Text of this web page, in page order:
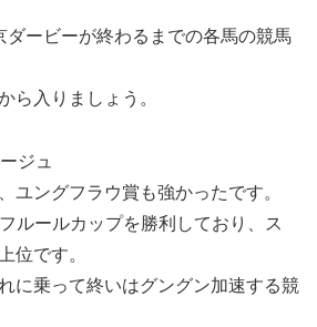
ダービーが終わるまでの各馬の競馬
ら入りましょう。
ジュ
ユングフラウ賞も強かったです。
ルールカップを勝利しており、ス
位です。
に乗って終いはグングン加速する競